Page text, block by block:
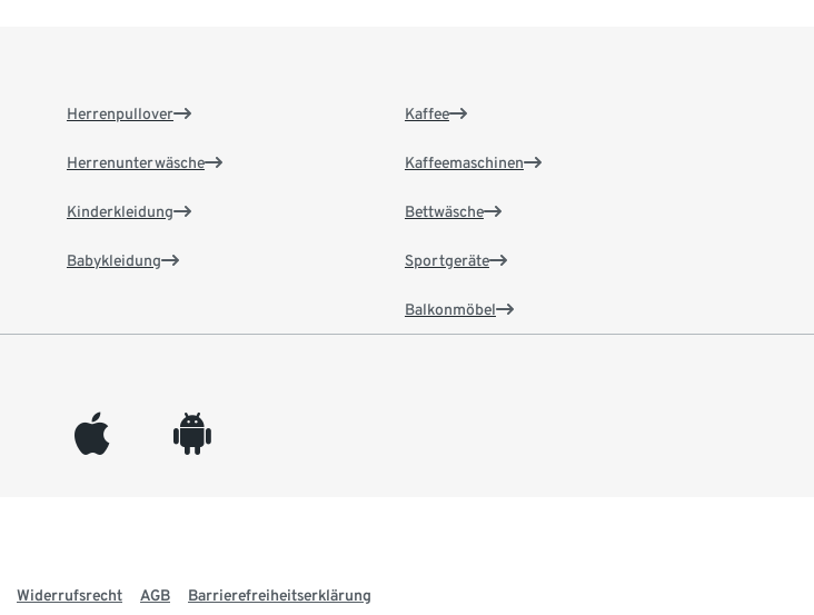
Herrenpullover
Herrenunterwäsche
Kinderkleidung
Babykleidung
Kaffee
Kaffeemaschinen
Bettwäsche
Sportgeräte
Balkonmöbel
appleinc android
Widerrufsrecht AGB Barrierefreiheitserklärung